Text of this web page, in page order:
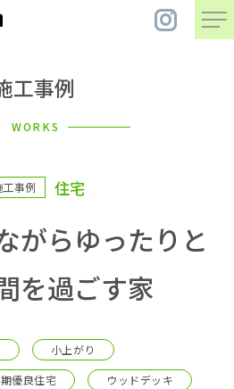
住 宅
工事例
WORKS
工事例 住宅
がらゆったりと
を過ごす家
小上がり
優良住宅
ウッドデッキ